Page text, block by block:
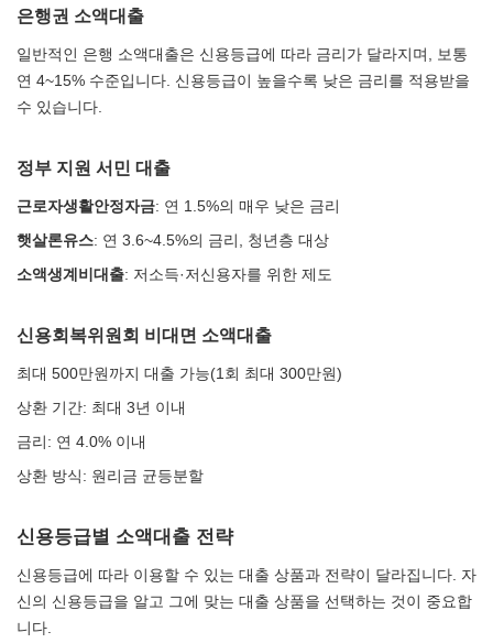
은행권 소액대출
일반적인 은행 소액대출은 신용등급에 따라 금리가 달라지며, 보통
연 4~15% 수준입니다. 신용등급이 높을수록 낮은 금리를 적용받을
수 있습니다.
정부 지원 서민 대출
근로자생활안정자금: 연 1.5%의 매우 낮은 금리
햇살론유스: 연 3.6~4.5%의 금리, 청년층 대상
소액생계비대출: 저소득·저신용자를 위한 제도
신용회복위원회 비대면 소액대출
최대 500만원까지 대출 가능(1회 최대 300만원)
상환 기간: 최대 3년 이내
금리: 연 4.0% 이내
상환 방식: 원리금 균등분할
신용등급별 소액대출 전략
신용등급에 따라 이용할 수 있는 대출 상품과 전략이 달라집니다. 자
신의 신용등급을 알고 그에 맞는 대출 상품을 선택하는 것이 중요합
니다.